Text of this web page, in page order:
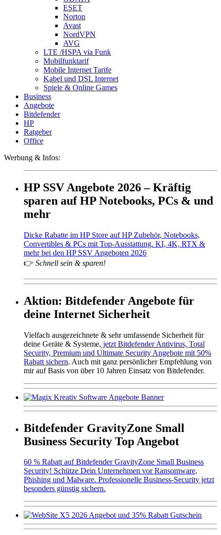
ESET
Norton
Avast
NordVPN
AVG
LTE /HSPA via Funk
Mobilfunktarif
Mobile Internet Tarife
Kabel und DSL Internet
Spiele & Online Games
Business
Angebote
Bitdefender
HP
Ratgeber
Office
Werbung & Infos:
HP SSV Angebote 2026 – Kräftig
sparen auf HP Notebooks, PCs & und
mehr
Dicke Rabatte im HP Store auf HP Zubehör, Notebooks,
Convertibles & PCs mit Top-Ausstattung. KI, 4K, RTX &
mehr bei den HP SSV Angeboten 2026
👉 Schnell sein & sparen!
Aktion: Bitdefender Angebote für
deine Internet Sicherheit
Vielfach ausgezeichnete & sehr umfassende Sicherheit für
deine Geräte & Systeme, jetzt Bitdefender Antivirus, Total
Security, Premium und Ultimate Security Angebote mit 50%
Rabatt sichern. Auch mit ganz persönlicher Empfehlung von
mir auf Basis von über 10 Jahren Einsatz von Bitdefender.
Bitdefender GravityZone Small
Business Security Top Angebot
60 % Rabatt auf Bitdefender GravityZone Small Business
Security! Schütze Dein Unternehmen vor Ransomware,
Phishing und Malware. Professionelle Business-Security jetzt
besonders günstig sichern.